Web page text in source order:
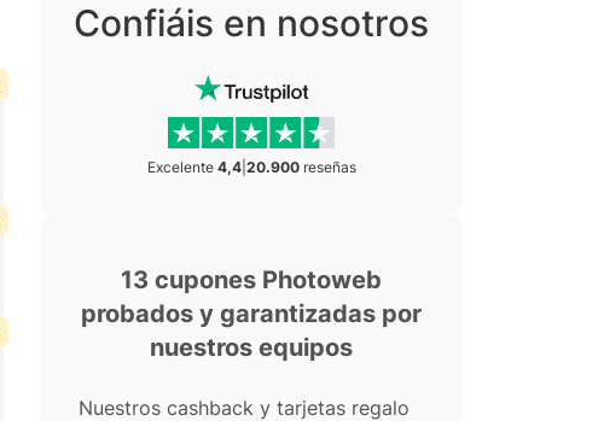
Confiáis en nosotros
Excelente 4,4| 20.900reseñas
13 cupones Photoweb
probados y garantizadas por
nuestros equipos
Nuestros cashback y tarjetas regalo